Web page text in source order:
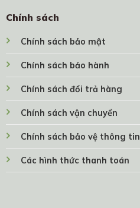
Chính sách
Chính sách bảo mật
Chính sách bảo hành
Chính sách đổi trả hàng
Chính sách vận chuyển
Chính sách bảo vệ thông tin
Các hình thức thanh toán